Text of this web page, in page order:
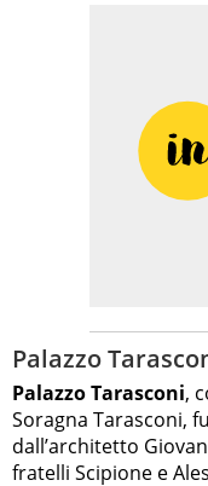
Palazzo
Palazzo Tarasconi,
Soragna Tarasconi,
dall’architetto
fratelli Scipione e